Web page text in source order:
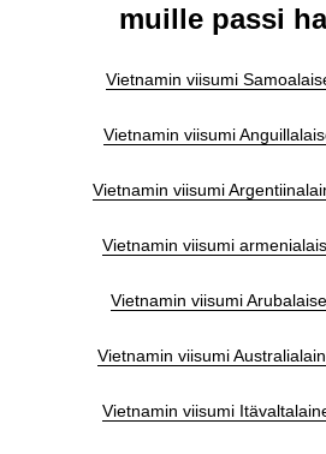
muille passi
Vietnamin viisumi
Vietnamin viisumi
Vietnamin viisumi
Vietnamin viisumi
Vietnamin viisumi
Vietnamin viisumi
Vietnamin viisumi